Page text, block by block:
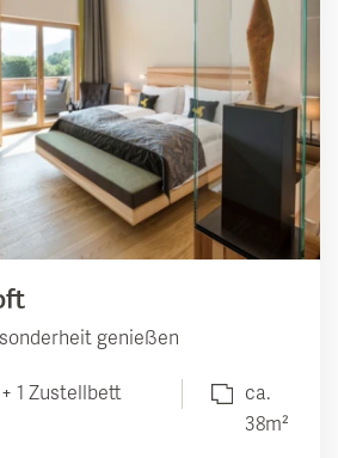
genießen
1 Zustellbett
ca.
38m²